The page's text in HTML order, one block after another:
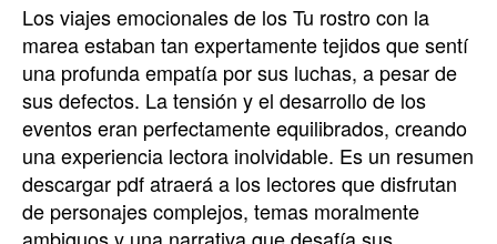
Los viajes emocionales de los Tu rostro con la
marea estaban tan expertamente tejidos que sentí
una profunda empatía por sus luchas, a pesar de
sus defectos. La tensión y el desarrollo de los
eventos eran perfectamente equilibrados, creando
una experiencia lectora inolvidable. Es un resumen
descargar pdf atraerá a los lectores que disfrutan
de personajes complejos, temas moralmente
ambiguos y una narrativa que desafía sus